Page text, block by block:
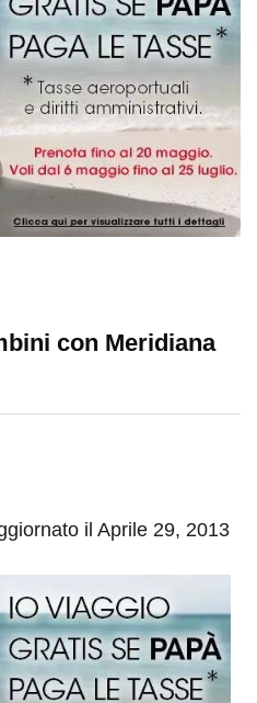
con Meridiana
il Aprile 29, 2013